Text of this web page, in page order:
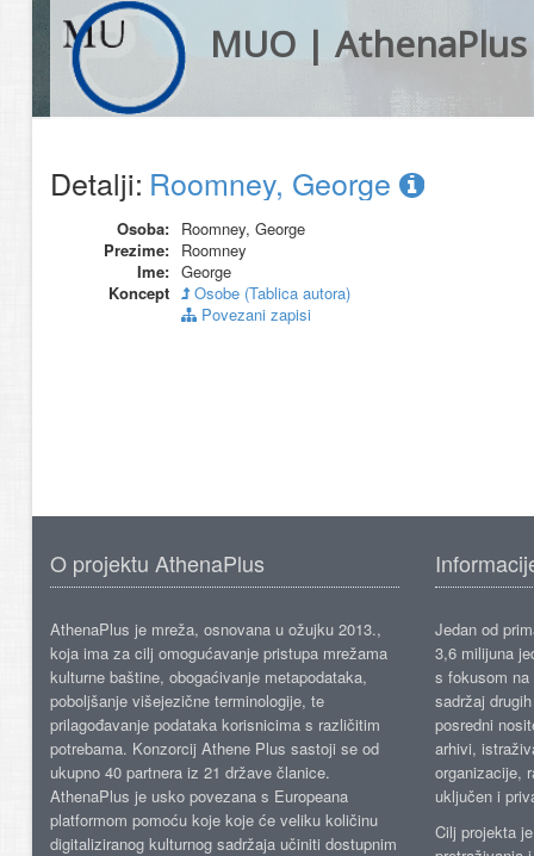
MUO | AthenaPlus
Detalji: Roomney, George
Osoba: Roomney, George
Prezime: Roomney
Ime: George
Koncept
Osobe (Tablica autora)
Povezani zapisi
O projektu AthenaPlus
AthenaPlus je mreža, osnovana u ožujku 2013.,
koja ima za cilj omogućavanje pristupa mrežama
kulturne baštine, obogaćivanje metapodataka,
poboljšanje višejezične terminologije, te
prilagođavanje podataka korisnicima s različitim
potrebama. Konzorcij Athene Plus sastoji se od
ukupno 40 partnera iz 21 države članice.
AthenaPlus je usko povezana s Europeana
platformom pomoću koje koje će veliku količinu
digitaliziranog kulturnog sadržaja učiniti dostupnim
Jedan od
3,6 milijuna
s fokusom
sadržaj
posredni
arhivi,
organizacije,
uključen i
Cilj projekta